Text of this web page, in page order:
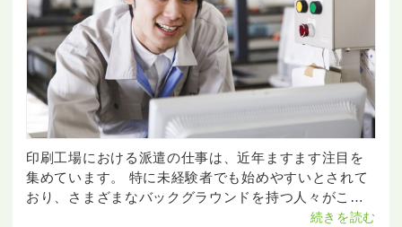
印刷工場における派遣の仕事は、近年ますます注目を
集めています。 特に未経験者でも始めやすいとされて
おり、さまざまなバックグラウンドを持つ人々がこの
続きを読む